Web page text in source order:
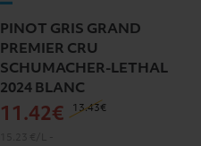
PINOT GRIS GRAND
PREMIER CRU
SCHUMACHER-LETHAL
2024 BLANC
11 .42€ 13.43€